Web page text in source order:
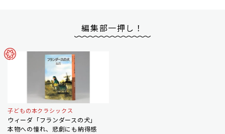
編集部一押し！
子どもの本クラシックス
ウィーダ「フランダースの犬」
本物への憧れ、悲劇にも納得感